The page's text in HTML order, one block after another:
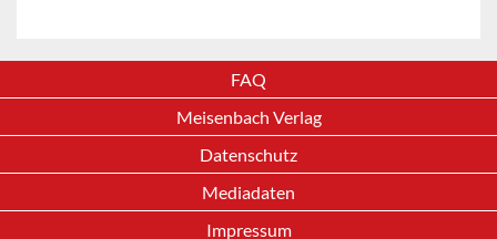
FAQ
Meisenbach Verlag
Datenschutz
Mediadaten
Impressum